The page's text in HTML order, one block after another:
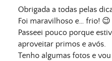
Obrigada a todas pelas
Foi maravilhoso e… frio! 😉
Passeei pouco porque
aproveitar primos e avós.
Tenho algumas fotos e